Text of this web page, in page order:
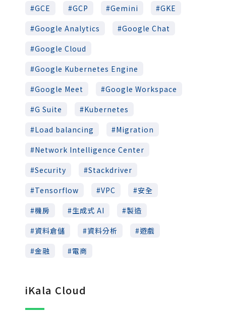
GCE
GCP Gemini
GKE
Google Analytics
Google Chat
Google Cloud
Google Kubernetes Engine
Google Meet
Google Workspace
G Suite
Kubernetes
Load balancing
Migration
Network Intelligence Center
Security
Stackdriver
Tensorflow
VPC
安全
機房
生成式 AI
製造
資料倉儲
資料分析
遊戲
金融
電商
iKala Cloud